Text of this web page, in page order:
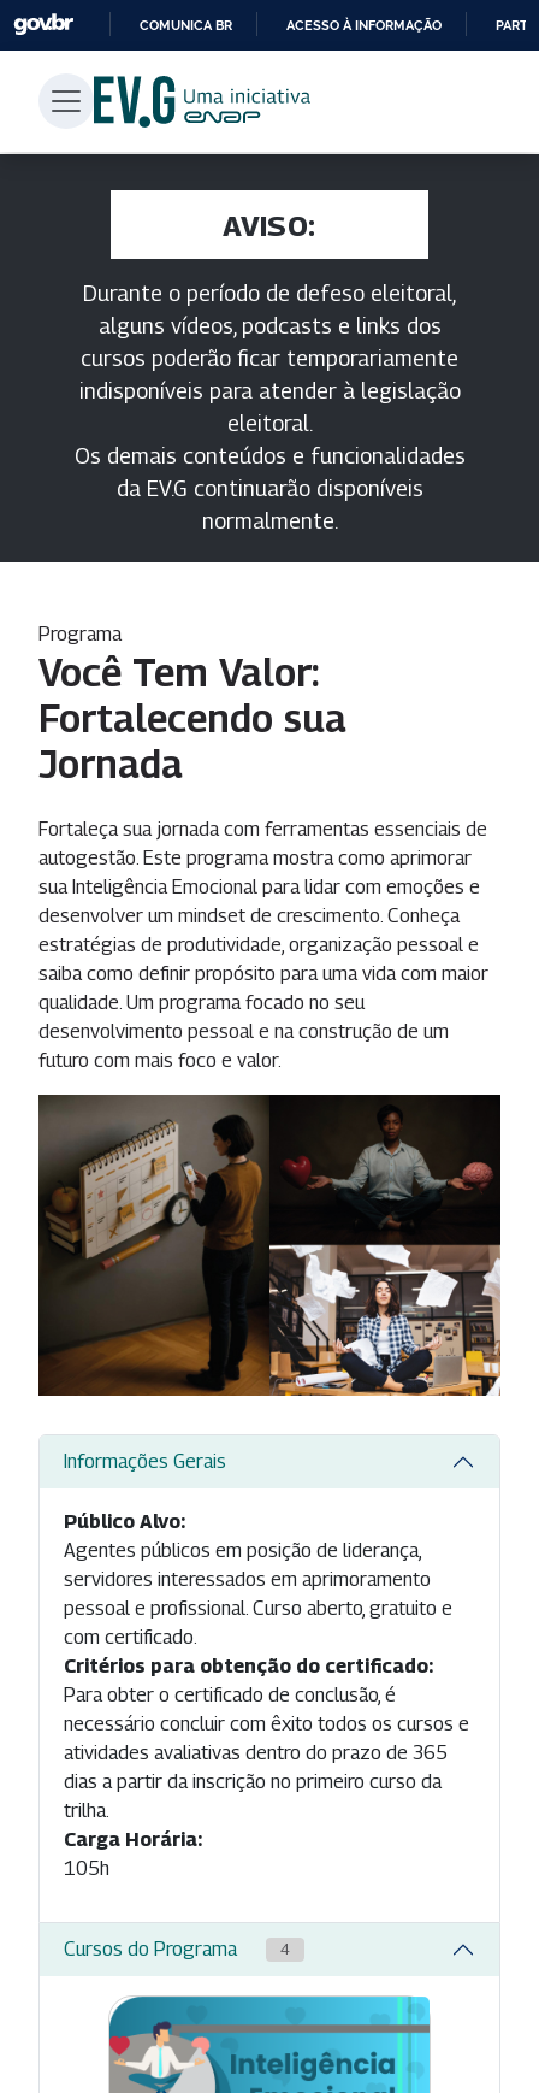
PARA
CONTEÚDO
COMUNICA BR ACESSO À INFORMAÇÃO
AVISO:
Durante o período de defeso eleitoral,
alguns vídeos, podcasts e links dos
cursos poderão ficar temporariamente
indisponíveis para atender à legislação
eleitoral.
Os demais conteúdos e funcionalidades
da EV.G continuarão disponíveis
normalmente.
Programa
Você Tem Valor:
Fortalecendo sua
Jornada
Fortaleça sua jornada com ferramentas essenciais de
autogestão. Este programa mostra como aprimorar
sua Inteligência Emocional para lidar com emoções e
desenvolver um mindset de crescimento. Conheça
estratégias de produtividade, organização pessoal e
saiba como definir propósito para uma vida com maior
qualidade. Um programa focado no seu
desenvolvimento pessoal e na construção de um
futuro com mais foco e valor.
Informações Gerais
Público Alvo:
Agentes públicos em posição de liderança,
servidores interessados em aprimoramento
pessoal e profissional. Curso aberto, gratuito e
com certificado.
Critérios para obtenção do certificado:
Para obter o certificado de conclusão, é
necessário concluir com êxito todos os cursos e
atividades avaliativas dentro do prazo de 365
dias a partir da inscrição no primeiro curso da
trilha.
Carga Horária:
105h
Cursos do Programa 4